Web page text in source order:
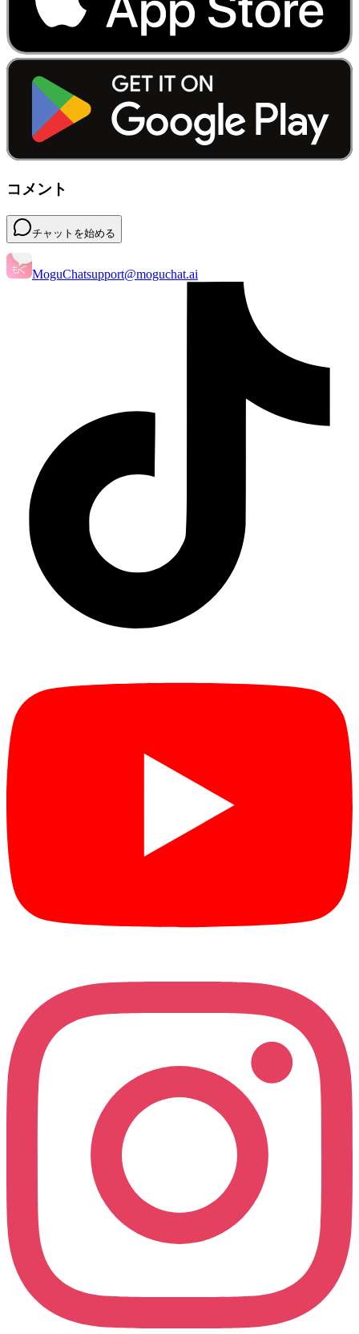
コメント
チャットを始める
MoguChatsupport@moguchat.ai